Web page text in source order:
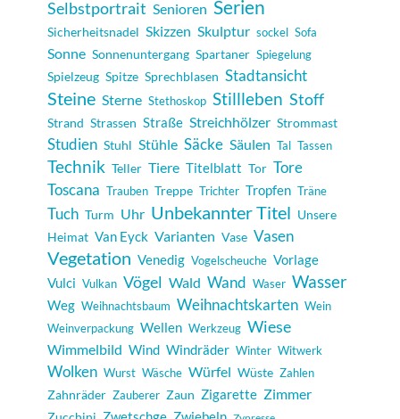
Selbstportrait Senioren Serien
Sicherheitsnadel Skizzen Skulptur sockel Sofa
Sonne Sonnenuntergang Spartaner Spiegelung
Spielzeug Spitze Sprechblasen Stadtansicht
Steine Sterne Stethoskop Stillleben Stoff
Strand Strassen Straße Streichhölzer Strommast
Studien Stuhl Stühle Säcke Säulen Tal Tassen
Technik Teller Tiere Titelblatt Tor Tore
Toscana Trauben Treppe Trichter Tropfen Träne
Tuch Turm Uhr Unbekannter Titel Unsere
Heimat Van Eyck Varianten Vase Vasen
Vegetation Venedig Vogelscheuche Vorlage
Vulci Vulkan Vögel Wald Wand Waser Wasser
Weg Weihnachtsbaum Weihnachtskarten Wein
Weinverpackung Wellen Werkzeug Wiese
Wimmelbild Wind Windräder Winter Witwerk
Wolken Wurst Wäsche Würfel Wüste Zahlen
Zahnräder Zauberer Zaun Zigarette Zimmer